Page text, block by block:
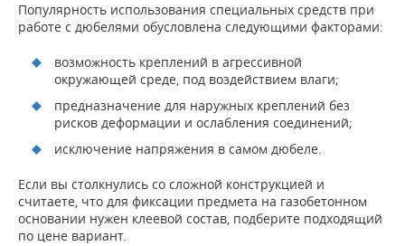
Популярность использования специальных средств при
работе с дюбелями обусловлена следующими факторами:
возможность креплений в агрессивной
окружающей среде, под воздействием влаги;
предназначение для наружных креплений без
рисков деформации и ослабления соединений;
исключение напряжения в самом дюбеле.
Если вы столкнулись со сложной конструкцией и
считаете, что для фиксации предмета на газобетонном
основании нужен клеевой состав, подберите подходящий
по цене вариант.